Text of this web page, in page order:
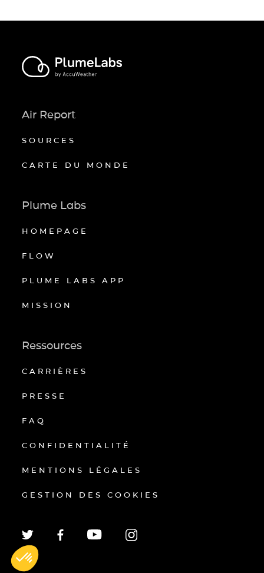
Air Report
SOURCES
CARTE DU MONDE
Plume Labs
HOMEPAGE
FLOW
PLUME LABS APP
MISSION
Ressources
CARRIÈRES
PRESSE
FAQ
CONFIDENTIALITÉ
MENTIONS LÉGALES
GESTION DES COOKIES